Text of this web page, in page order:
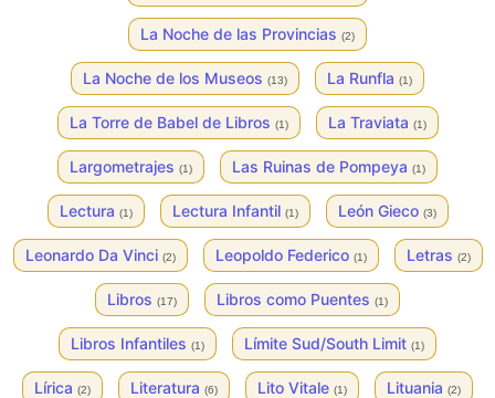
La Noche de las Provincias (2)
La Noche de los Museos (13) La Runfla (1)
La Torre de Babel de Libros (1) La Traviata (1)
Largometrajes (1) Las Ruinas de Pompeya (1)
Lectura (1) Lectura Infantil (1) León Gieco (3)
Leonardo Da Vinci (2) Leopoldo Federico (1) Letras (2)
Libros (17) Libros como Puentes (1)
Libros Infantiles (1) Límite Sud/South Limit (1)
Lírica (2) Literatura (6) Lito Vitale (1) Lituania (2)